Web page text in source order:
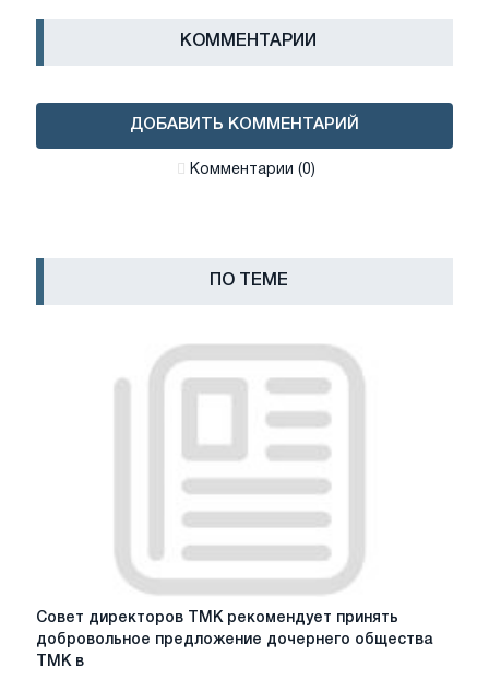
КОММЕНТАРИИ
ДОБАВИТЬ КОММЕНТАРИЙ
Комментарии (0)
ПО ТЕМЕ
Совет
директоров
ТМК
Совет директоров ТМК рекомендует принять
добровольное предложение дочернего общества
ТМК в